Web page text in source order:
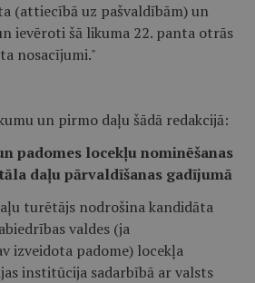
(attiecībā uz pašvaldībām) un
ievēroti šā likuma 22. panta otrās
nosacījumi."
un pirmo daļu šādā redakcijā:
padomes locekļu nominēšanas
daļu pārvaldīšanas gadījumā
turētājs nodrošina kandidāta
valdes (ja
izveidota padome) locekļa
institūcija sadarbībā ar valsts